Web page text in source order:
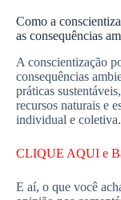
Como a
as consequências
A conscientização
consequências
práticas
recursos naturais e
individual e coletiva.
CLIQUE AQUI e
E aí, o que você